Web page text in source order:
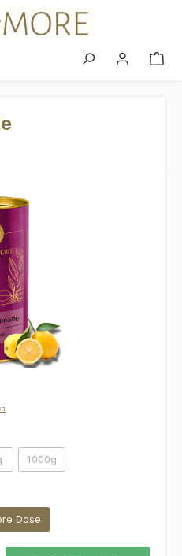
Option ist zurzeit nicht verfügbar.)
1000g(Diese Option ist zurzeit nicht
Dose